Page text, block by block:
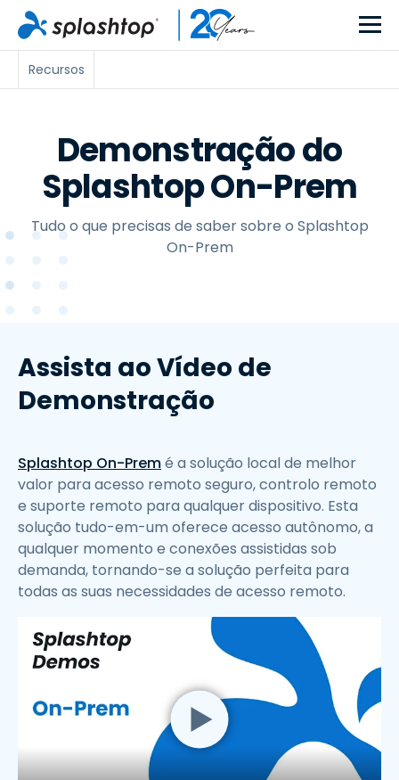
Recursos
Demonstração do
Splashtop On-Prem
Tudo o que precisas de saber sobre o Splashtop
On-Prem
Assista ao Vídeo de
Demonstração
Splashtop On-Premé a solução local de melhor
valor para acesso remoto seguro, controlo remoto
e suporte remoto para qualquer dispositivo. Esta
solução tudo-em-um oferece acesso autônomo, a
qualquer momento e conexões assistidas sob
demanda, tornando-se a solução perfeita para
todas as suas necessidades de acesso remoto.